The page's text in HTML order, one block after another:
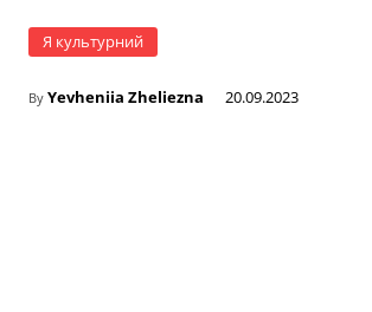
Я культурний
By Yevheniia Zheliezna 20.09.2023